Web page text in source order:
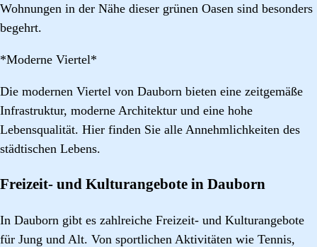
Wohnungen in der Nähe dieser grünen Oasen sind besonders
begehrt.
*Moderne Viertel*
Die modernen Viertel von Dauborn bieten eine zeitgemäße
Infrastruktur, moderne Architektur und eine hohe
Lebensqualität. Hier finden Sie alle Annehmlichkeiten des
städtischen Lebens.
Freizeit- und Kulturangebote in Dauborn
In Dauborn gibt es zahlreiche Freizeit- und Kulturangebote
für Jung und Alt. Von sportlichen Aktivitäten wie Tennis,